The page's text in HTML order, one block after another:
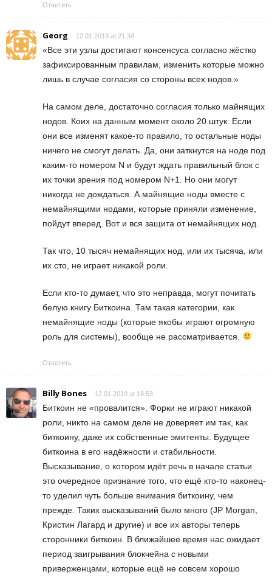
Ответить
Georg 12.01.2019 at 21:34
«Все эти узлы достигают консенсуса согласно жёстко
зафиксированным правилам, изменить которые можно
лишь в случае согласия со стороны всех нодов.»
На самом деле, достаточно согласия только майнящих
нодов. Коих на данным момент около 20 штук. Если
они все изменят какое-то правило, то остальные ноды
ничего не смогут делать. Да, они заткнутся на ноде под
каким-то номером N и будут ждать правильный блок с
их точки зрения под номером N+1. Но они могут
никогда не дождаться. А майнящие ноды вместе с
немайнящими нодами, которые приняли изменение,
пойдут вперед. Вот и вся защита от немайнящих нод.
Так что, 10 тысяч немайнящих нод, или их тысяча, или
их сто, не играет никакой роли.
Если кто-то думает, что это неправда, могут почитать
белую книгу Биткоина. Там такая категории, как
немайнящие ноды (которые якобы играют огромную
роль для системы), вообще не рассматривается.
Ответить
Billy Bones 12.01.2019 at 18:53
Биткоин не «провалится». Форки не играют никакой
роли, никто на самом деле не доверяет им так, как
биткоину, даже их собственные эмитенты. Будущее
биткоина в его надёжности и стабильности.
Высказывание, о котором идёт речь в начале статьи
это очередное признание того, что ещё кто-то наконец-
то уделил чуть больше внимания биткоину, чем
прежде. Таких высказываний было много (JP Morgan,
Кристин Лагард и другие) и все их авторы теперь
сторонники биткоин. В ближайшее время нас ожидает
период заигрывания блокчейна с новыми
приверженцами, которые ещё не совсем хорошо